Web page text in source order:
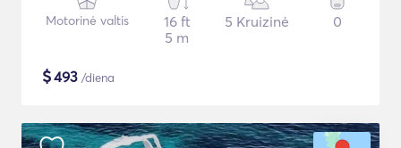
Motorinė valtis
16 ft
5 m
5 Kruizinė 0
$493 /diena